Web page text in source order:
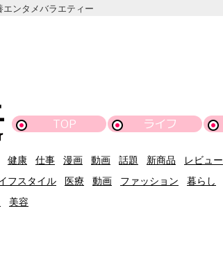
ンタメバラエティー
TOP ライフ
健康 仕事 漫画 動画 話題 新商品
レビュー
フスタイル 医療 動画 ファッション 暮らし
美容